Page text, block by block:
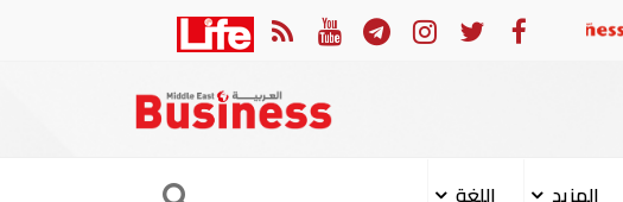
سوريا تدين الهجوم الإيراني على ناقلة "أدنوك" في مضيق هرمز ‏